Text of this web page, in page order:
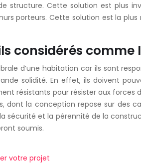
structure. Cette solution est plus
porteurs. Cette solution est la
considérés
d’une habitation car ils sont
solidité. En effet, ils doivent
résistants pour résister aux
dont la conception repose sur des
sécurité et la pérennité de la
soumis.
votre projet